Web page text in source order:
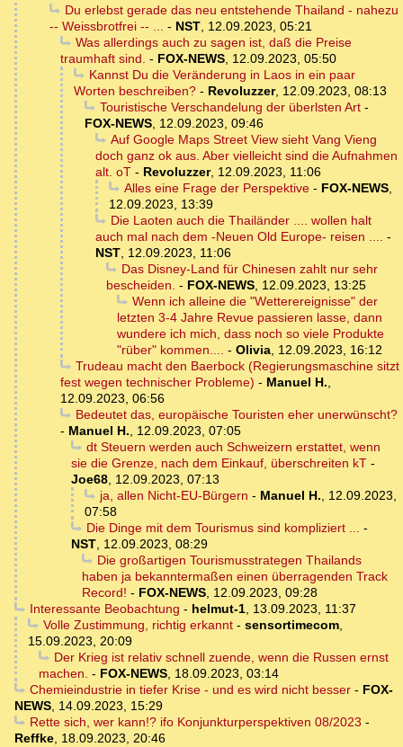
Du erlebst gerade das neu entstehende Thailand - nahezu
-- Weissbrotfrei -- ... - NST, 12.09.2023, 05:21
Was allerdings auch zu sagen ist, daß die Preise
traumhaft sind. - FOX-NEWS, 12.09.2023, 05:50
Kannst Du die Veränderung in Laos in ein paar
Worten beschreiben? - Revoluzzer, 12.09.2023, 08:13
Touristische Verschandelung der überlsten Art-
FOX-NEWS, 12.09.2023, 09:46
Auf Google Maps Street View sieht Vang Vieng
doch ganz ok aus. Aber vielleicht sind die Aufnahmen
alt. oT - Revoluzzer, 12.09.2023, 11:06
Alles eine Frage der Perspektive- FOX-NEWS,
12.09.2023, 13:39
Die Laoten auch die Thailänder .... wollen halt
auch mal nach dem -Neuen Old Europe- reisen .... -
NST, 12.09.2023, 11:06
Das Disney-Land für Chinesen zahlt nur sehr
bescheiden. - FOX-NEWS, 12.09.2023, 13:25
Wenn ich alleine die "Wetterereignisse" der
letzten 3-4 Jahre Revue passieren lasse, dann
wundere ich mich, dass noch so viele Produkte
"rüber" kommen.... - Olivia, 12.09.2023, 16:12
Trudeau macht den Baerbock (Regierungsmaschine sitzt
fest wegen technischer Probleme) - Manuel H.,
12.09.2023, 06:56
Bedeutet das, europäische Touristen eher unerwünscht?
- Manuel H., 12.09.2023, 07:05
dt Steuern werden auch Schweizern erstattet, wenn
sie die Grenze, nach dem Einkauf, überschreiten kT -
Joe68, 12.09.2023, 07:13
ja, allen Nicht-EU-Bürgern - Manuel H., 12.09.2023,
07:58
Die Dinge mit dem Tourismus sind kompliziert ... -
NST, 12.09.2023, 08:29
Die großartigen Tourismusstrategen Thailands
haben ja bekanntermaßen einen überragenden Track
Record! - FOX-NEWS, 12.09.2023, 09:28
Interessante Beobachtung - helmut-1, 13.09.2023, 11:37
Volle Zustimmung, richtig erkannt- sensortimecom,
15.09.2023, 20:09
Der Krieg ist relativ schnell zuende, wenn die Russen ernst
machen. - FOX-NEWS, 18.09.2023, 03:14
Chemieindustrie in tiefer Krise - und es wird nicht besser- FOX-
NEWS, 14.09.2023, 15:29
Rette sich, wer kann!? ifo Konjunkturperspektiven 08/2023 -
Reffke, 18.09.2023, 20:46